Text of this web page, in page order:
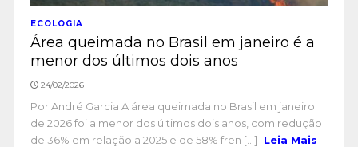
ECOLOGIA
Área queimada no Brasil em janeiro é a
menor dos últimos dois anos
24/02/2026
Por André Garcia A área queimada no Brasil em janeiro
de 2026 foi a menor dos últimos dois anos, com redução
de 36% em relação a 2025 e de 58% fren [...]
Leia Mais